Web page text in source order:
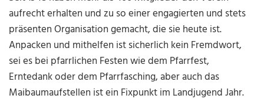
aufrecht erhalten und zu so einer engagierten und stets
präsenten Organisation gemacht, die sie heute ist.
Anpacken und mithelfen ist sicherlich kein Fremdwort,
sei es bei pfarrlichen Festen wie dem Pfarrfest,
Erntedank oder dem Pfarrfasching, aber auch das
Maibaumaufstellen ist ein Fixpunkt im Landjugend Jahr.